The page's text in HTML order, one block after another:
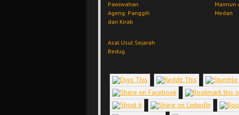
Pawiwahan
Ageng: Panggih
dan Kirab
Maimun
Medan
Asal Usul Sejarah
Bedug